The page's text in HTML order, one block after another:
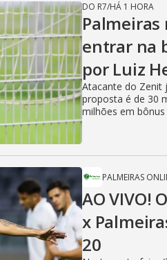
DO R7/HÁ 1 HORA
Palmeiras
entrar na
por Luiz
Atacante do Zenit
proposta é de 30
milhões em bônus
PALMEIRAS
AO VIVO!
x
20